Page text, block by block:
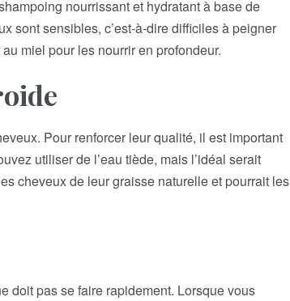
nourrissant et hydratant à base de
sont sensibles, c’est-à-dire difficiles à peigner
miel pour les nourrir en profondeur.
Pour renforcer leur qualité, il est important
utiliser de l’eau tiède, mais l’idéal serait
cheveux de leur graisse naturelle et pourrait les
doit pas se faire rapidement. Lorsque vous